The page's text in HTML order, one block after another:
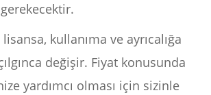
kullanıma ve ayrıcalığa
değişir. Fiyat konusunda
yardımcı olması için sizinle